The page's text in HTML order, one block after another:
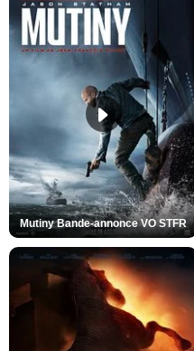
Mutiny Bande-annonce VO STFR